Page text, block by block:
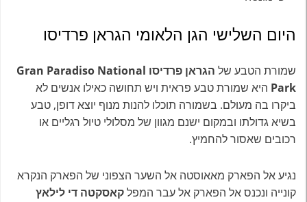
היום השלישי הגן הלאומי הגראן פרדיסו
שמורת הטבע של הגראן פרדיסו Gran Paradiso National
Park היא שמורת טבע פראית ויש תחושה כאילו אנשים לא
ביקרו בה מעולם. בשמורה תוכלו להנות מנוף יוצא דופן, טבע
בשיא גדולתו ובמקום ישנם מגוון של מסלולי טיול רגליים או
רכובים שאסור להחמיץ.
נגיע אל הפארק מאאוסטה אל השער הצפוני של הפארק הנקרא
קונייה ונכנס אל הפארק אל עבר המפלקאסקטה די לילאץ